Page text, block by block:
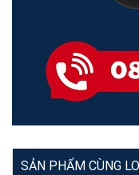
<Hotline: 0828.011.011
Bảo hành
Bảo hành: 36 tháng
SẢN PHẨM CÙNG